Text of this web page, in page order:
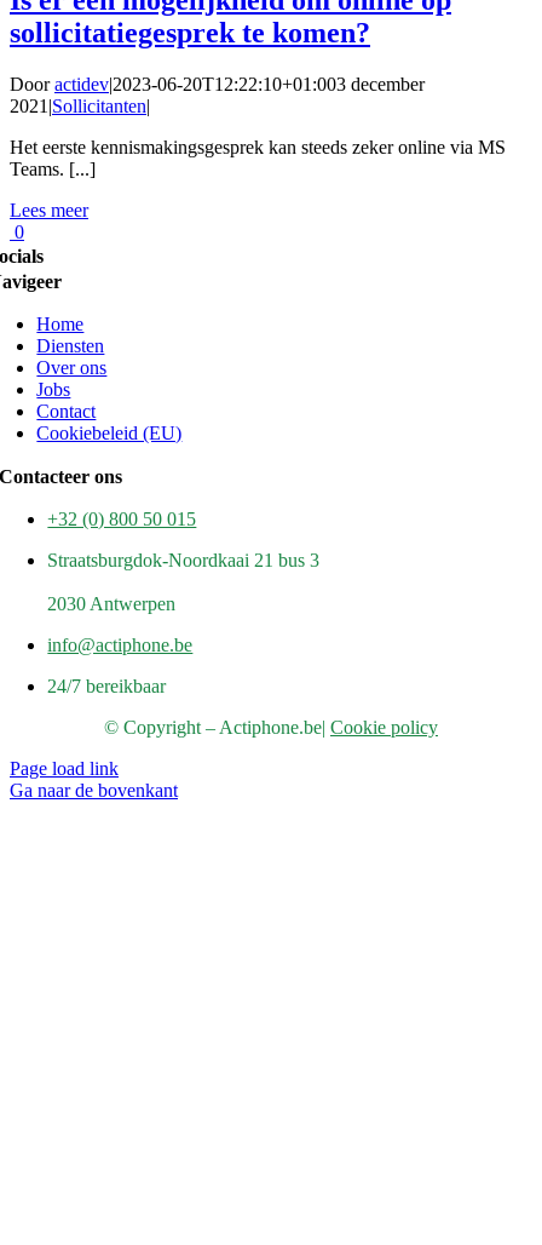
sollicitatiegesprek te komen?
Dooractidev|2023-06-20T12:22:10+01:003 december
2021 |Sollicitanten|
Het eerste kennismakingsgesprek kan steeds zeker online via MS
Teams. [...]
Lees meer
0
Home
Diensten
Over ons
Jobs
Contact
Cookiebeleid (EU)
Contacteer ons
+32 (0) 800 50 015
Straatsburgdok-Noordkaai 21 bus 3
2030 Antwerpen
info@actiphone.be
24/7 bereikbaar
© Copyright – Actiphone.be| Cookie policy
Page load link
Ga naar de bovenkant